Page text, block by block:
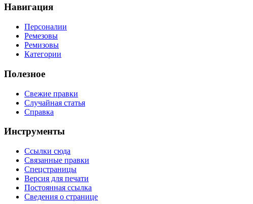
Навигация
Персоналии
Ремезовы
Ремизовы
Категории
Полезное
Свежие правки
Случайная статья
Справка
Инструменты
Ссылки сюда
Связанные правки
Спецстраницы
Версия для печати
Постоянная ссылка
Сведения о странице